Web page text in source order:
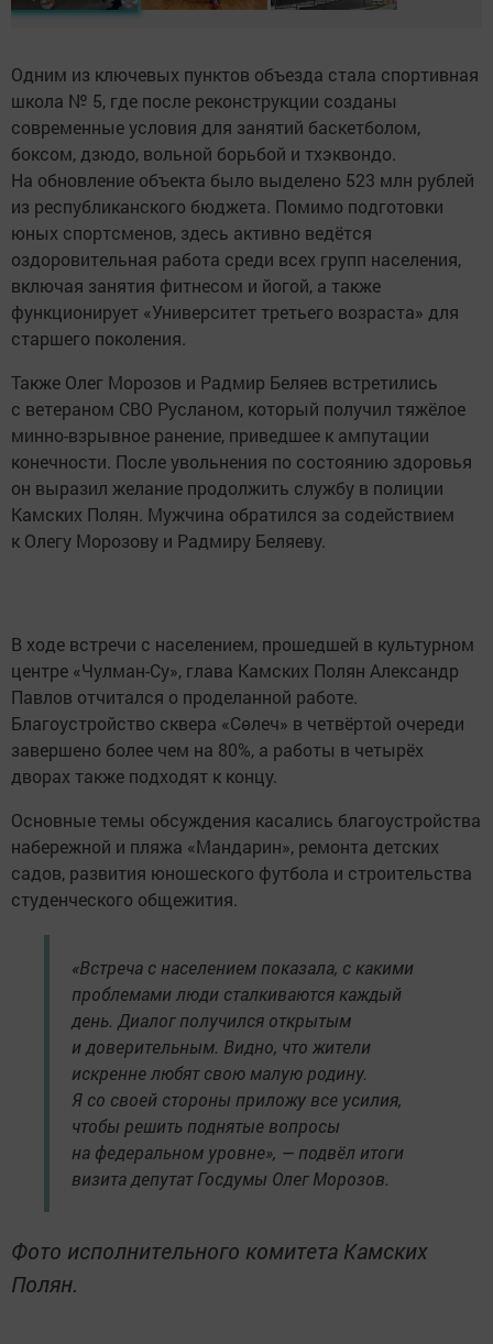
Одним из ключевых пунктов объезда стала спортивная
школа № 5, где после реконструкции созданы
современные условия для занятий баскетболом,
боксом, дзюдо, вольной борьбой и тхэквондо.
На обновление объекта было выделено 523 млн рублей
из республиканского бюджета. Помимо подготовки
юных спортсменов, здесь активно ведётся
оздоровительная работа среди всех групп населения,
включая занятия фитнесом и йогой, а также
функционирует «Университет третьего возраста» для
старшего поколения.
Также Олег Морозов и Радмир Беляев встретились
с ветераном СВО Русланом, который получил тяжёлое
минно-взрывное ранение, приведшее к ампутации
конечности. После увольнения по состоянию здоровья
он выразил желание продолжить службу в полиции
Камских Полян. Мужчина обратился за содействием
к Олегу Морозову и Радмиру Беляеву.
В ходе встречи с населением, прошедшей в культурном
центре «Чулман-Су», глава Камских Полян Александр
Павлов отчитался о проделанной работе.
Благоустройство сквера «Сөлеч» в четвёртой очереди
завершено более чем на 80%, а работы в четырёх
дворах также подходят к концу.
Основные темы обсуждения касались благоустройства
набережной и пляжа «Мандарин», ремонта детских
садов, развития юношеского футбола и строительства
студенческого общежития.
«Встреча с населением показала, с какими
проблемами люди сталкиваются каждый
день. Диалог получился открытым
и доверительным. Видно, что жители
искренне любят свою малую родину.
Я со своей стороны приложу все усилия,
чтобы решить поднятые вопросы
на федеральном уровне», — подвёл итоги
визита депутат Госдумы Олег Морозов.
Фото исполнительного комитета Камских
Полян.